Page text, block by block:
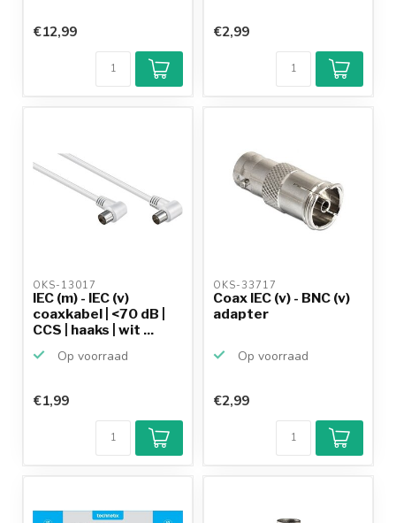
€12,99 €2,99
OKS-13017
IEC (m) - IEC (v)
coaxkabel | <70 dB |
CCS | haaks | wit ...
Op voorraad
€1,99
OKS-33717
Coax IEC (v) - BNC (v)
adapter
Op voorraad
€2,99